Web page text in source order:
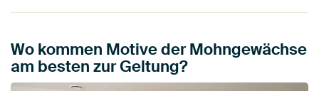
Wo kommen Motive der Mohngewächse
am besten zur Geltung?